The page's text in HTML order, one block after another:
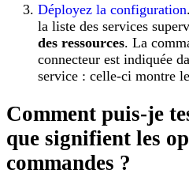
Déployez la configuration
la liste des services
des ressources. La
connecteur est indiquée
service : celle-ci montre
Comment puis-je
que signifient les
commandes ?